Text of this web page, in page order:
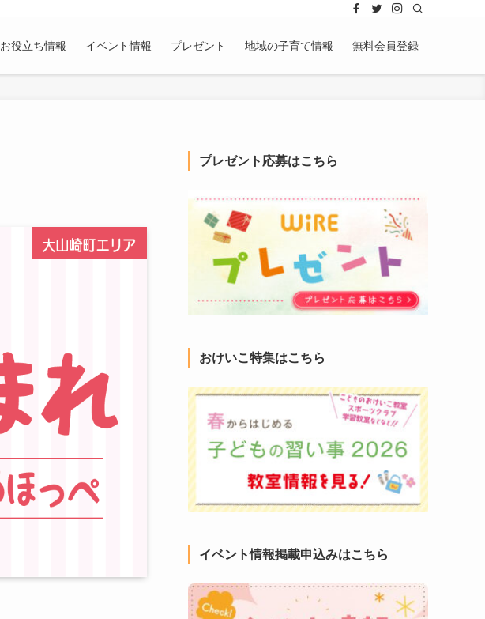
お役立ち情報 イベント情報 プレゼント 地域の子育て情報 無料会員登録
プレゼント応募はこちら
おけいこ特集はこちら
イベント情報掲載申込みはこちら